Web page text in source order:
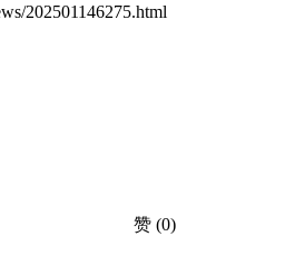
202501146275.html
赞 (0)